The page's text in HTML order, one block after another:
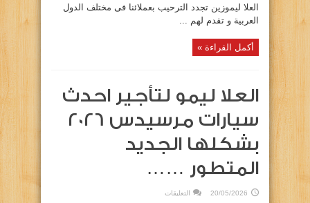
العلا ليموزين تجدد الترحيب بعملائنا فى مختلف الدول
العربية و تقدم لهم ...
أكمل القراءة »
العلا ليمو لتأجير احدث
سيارات مرسيدس 2026
بشكلها الجديد
المتطور ……
20/05/2026 التعليقات